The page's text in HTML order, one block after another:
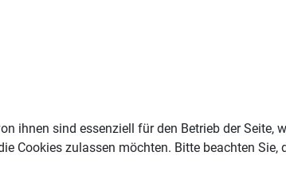
ihnen sind essenziell für den Betrieb der
Cookies zulassen möchten. Bitte beachten